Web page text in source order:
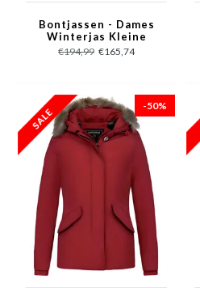
Bontjassen - Dames
Winterjas Kleine
Bontkraag -Zwart
€194,99 €165,74
-50%